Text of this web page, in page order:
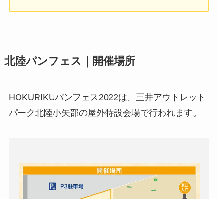
北陸パンフェス｜開催場所
HOKURIKUパンフェス2022は、三井アウトレット
パーク北陸小矢部の屋外特設会場で行われます。